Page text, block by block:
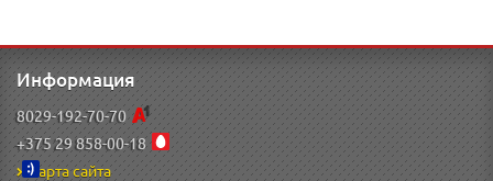
Информация
8029-192-70-70
+375 29 858-00-18
Карта сайта